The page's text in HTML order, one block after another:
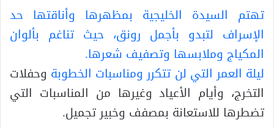
تهتم السيدة الخليجية بمظهرها وأناقتها حد
الإسراف لتبدو بأجمل رونق، حيث تناغم بألوان
المكياج وملابسها وتصفيف شعرها.
ليلة العمر التي لن تتكرر ومناسبات الخطوبة وحفلات
التخرج، وأيام الأعياد وغيرها من المناسبات التي
تضطرها للاستعانة بمصفف وخبير تجميل.